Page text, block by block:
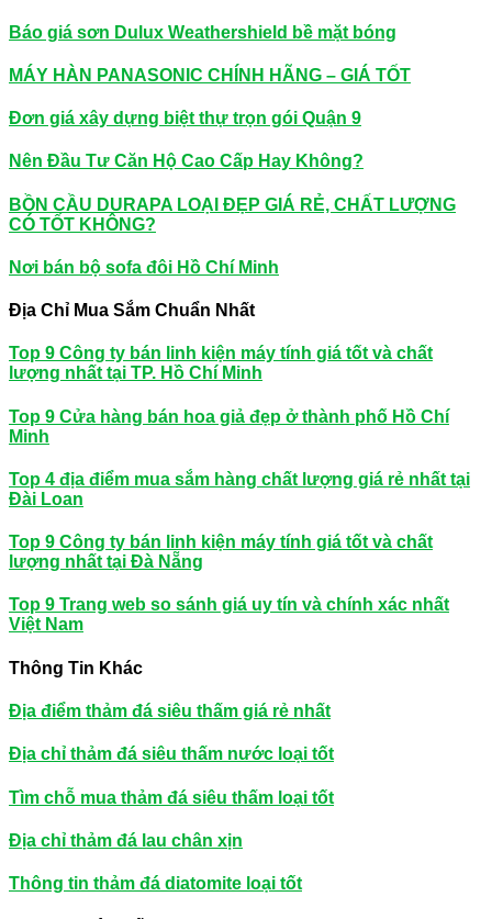
Báo giá sơn Dulux Weathershield bề mặt bóng
MÁY HÀN PANASONIC CHÍNH HÃNG – GIÁ TỐT
Đơn giá xây dựng biệt thự trọn gói Quận 9
Nên Đầu Tư Căn Hộ Cao Cấp Hay Không?
BỒN CẦU DURAPA LOẠI ĐẸP GIÁ RẺ, CHẤT LƯỢNG
CÓ TỐT KHÔNG?
Nơi bán bộ sofa đôi Hồ Chí Minh
Địa Chỉ Mua Sắm Chuẩn Nhất
Top 9 Công ty bán linh kiện máy tính giá tốt và chất
lượng nhất tại TP. Hồ Chí Minh
Top 9 Cửa hàng bán hoa giả đẹp ở thành phố Hồ Chí
Minh
Top 4 địa điểm mua sắm hàng chất lượng giá rẻ nhất tại
Đài Loan
Top 9 Công ty bán linh kiện máy tính giá tốt và chất
lượng nhất tại Đà Nẵng
Top 9 Trang web so sánh giá uy tín và chính xác nhất
Việt Nam
Thông Tin Khác
Địa điểm thảm đá siêu thấm giá rẻ nhất
Địa chỉ thảm đá siêu thấm nước loại tốt
Tìm chỗ mua thảm đá siêu thấm loại tốt
Địa chỉ thảm đá lau chân xịn
Thông tin thảm đá diatomite loại tốt